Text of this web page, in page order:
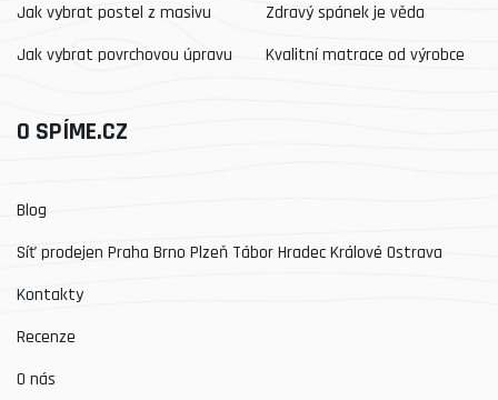
Jak vybrat postel z masivu
Jak vybrat povrchovou úpravu
Zdravý spánek je věda
Kvalitní matrace od výrobce
O SPÍME.CZ
Blog
Síť prodejen Praha Brno Plzeň Tábor Hradec Králové Ostrava
Kontakty
Recenze
O nás